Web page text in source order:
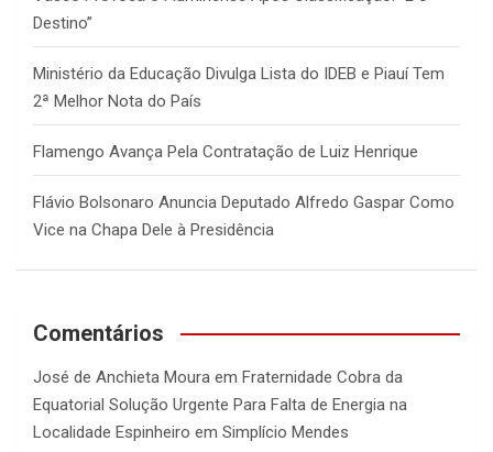
Destino”
Ministério da Educação Divulga Lista do IDEB e Piauí Tem
2ª Melhor Nota do País
Flamengo Avança Pela Contratação de Luiz Henrique
Flávio Bolsonaro Anuncia Deputado Alfredo Gaspar Como
Vice na Chapa Dele à Presidência
Comentários
José de Anchieta Moura em Fraternidade Cobra da
Equatorial Solução Urgente Para Falta de Energia na
Localidade Espinheiro em Simplício Mendes